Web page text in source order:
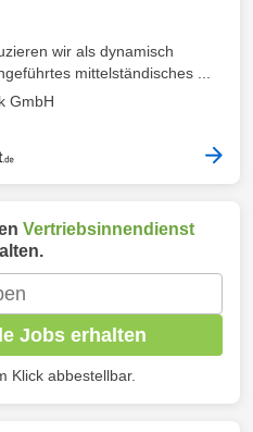
wir als dynamisch
mittelständisches ...
GmbH
Vertriebsinnendienst
Jobs erhalten
Klick abbestellbar.